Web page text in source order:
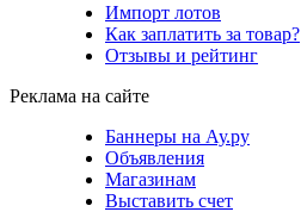
Импорт лотов
Как заплатить за товар?
Отзывы и рейтинг
Реклама на сайте
Баннеры на Ау.ру
Объявления
Магазинам
Выставить счет